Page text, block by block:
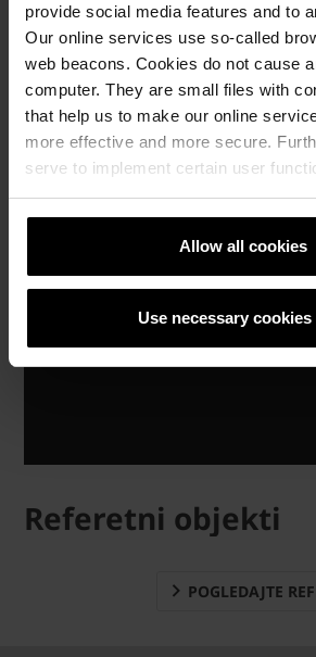
provide social media features and to
Our online services use so-called
web beacons. Cookies do not cause
computer. They are small files with
that help us to make our online
more effective and more secure.
serve to implement certain user
Allow all cookies
Use necessary
How to video sadržaj
Katalozi, brošure i
dokumentacija
Referetni objekti
POGLEDAJTE